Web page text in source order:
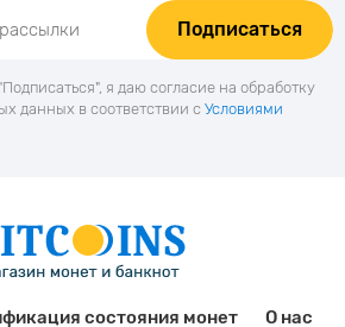
Подписаться
я даю согласие на обработку
данных в соответствии с Условиями
состояния монет О нас